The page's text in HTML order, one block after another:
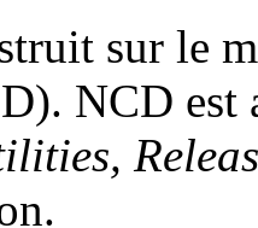
sur le
NCD est